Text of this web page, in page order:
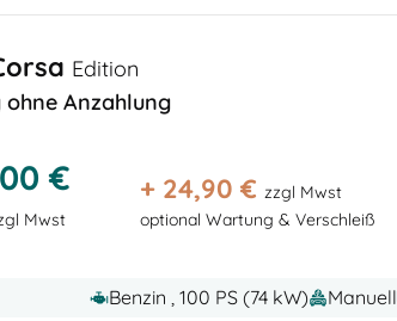
Edition
ohne Anzahlung
€
Mwst
+ 24,90 € zzgl Mwst
optional Wartung & Verschleiß
Benzin , 100 PS (74 kW) Manuell